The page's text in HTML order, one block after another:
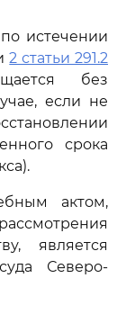
истечении
2 статьи 291.2
без
если не
срока
актом,
является
Северо-